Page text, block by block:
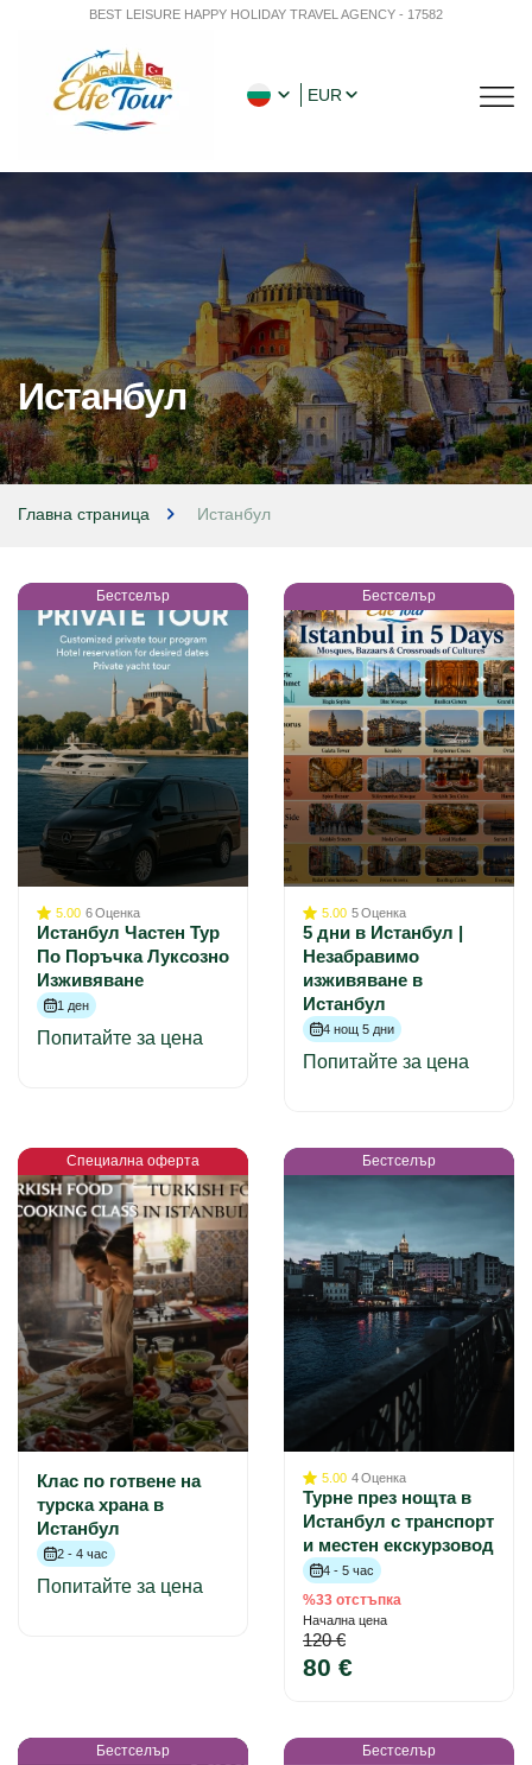
BEST LEISURE HAPPY HOLIDAY TRAVEL AGENCY - 17582
EUR
Истанбул
Главна страница Истанбул
Бестселър
5.00 6Оценка
Истанбул Частен Тур
По Поръчка Луксозно
Изживяване
1 ден
Попитайте за цена
Бестселър
5.00 5Оценка
5 дни в Истанбул |
Незабравимо
изживяване в
Истанбул
4 нощ 5 дни
Попитайте за цена
Специална оферта
Клас по готвене на
турска храна в
Истанбул
2 - 4 час
Попитайте за цена
Бестселър
5.00 4Оценка
Турне през нощта в
Истанбул с транспорт
и местен екскурзовод
4 - 5 час
%33 отстъпка
Начална цена
120 €
80 €
Бестселър Бестселър